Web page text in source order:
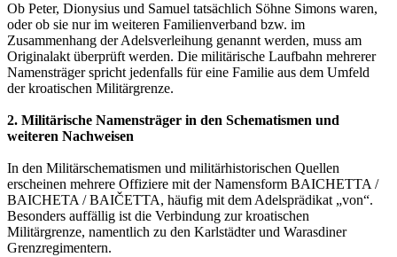
Ob Peter, Dionysius und Samuel tatsächlich Söhne Simons waren,
oder ob sie nur im weiteren Familienverband bzw. im
Zusammenhang der Adelsverleihung genannt werden, muss am
Originalakt überprüft werden. Die militärische Laufbahn mehrerer
Namensträger spricht jedenfalls für eine Familie aus dem Umfeld
der kroatischen Militärgrenze.
2. Militärische Namensträger in den Schematismen und
weiteren Nachweisen
In den Militärschematismen und militärhistorischen Quellen
erscheinen mehrere Offiziere mit der Namensform BAICHETTA /
BAICHETA / BAIČETTA, häufig mit dem Adelsprädikat „von“.
Besonders auffällig ist die Verbindung zur kroatischen
Militärgrenze, namentlich zu den Karlstädter und Warasdiner
Grenzregimentern.